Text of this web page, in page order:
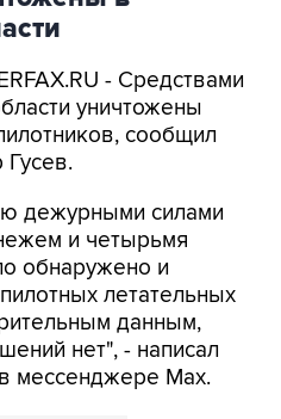
- Средствами
уничтожены
сообщил
Гусев.
дежурными силами
и четырьмя
обнаружено и
летательных
данным,
нет", - написал
мессенджере Max.